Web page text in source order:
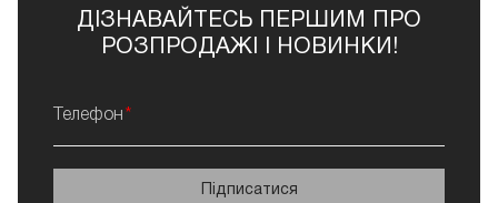
ДІЗНАВАЙТЕСЬ ПЕРШИМ ПРО
РОЗПРОДАЖІ І НОВИНКИ!
Телефон
Підписатися